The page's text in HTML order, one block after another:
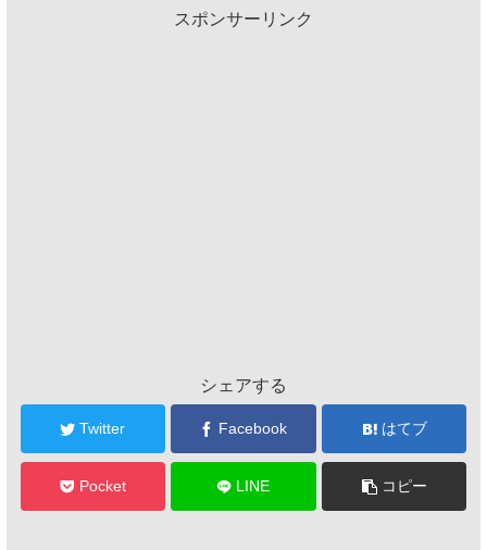
スポンサーリンク
シェアする
Twitter Facebook はてブ
Pocket LINE コピー